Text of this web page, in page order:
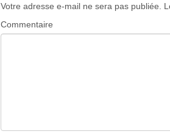
Votre adresse e-mail ne sera pas publiée.
Commentaire